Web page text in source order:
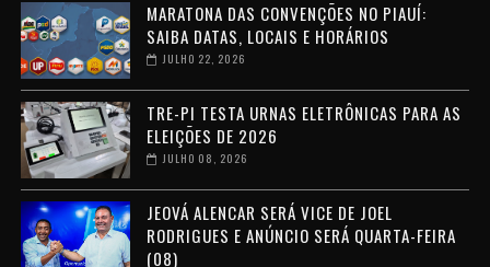
MARATONA DAS CONVENÇÕES NO PIAUÍ:
SAIBA DATAS, LOCAIS E HORÁRIOS
JULHO 22, 2026
TRE-PI TESTA URNAS ELETRÔNICAS PARA AS
ELEIÇÕES DE 2026
JULHO 08, 2026
JEOVÁ ALENCAR SERÁ VICE DE JOEL
RODRIGUES E ANÚNCIO SERÁ QUARTA-FEIRA
(08)